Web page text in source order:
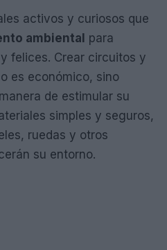
activos y curiosos que
ambiental para
felices. Crear circuitos y
es económico, sino
de estimular su
simples y seguros,
ruedas y otros
su entorno.